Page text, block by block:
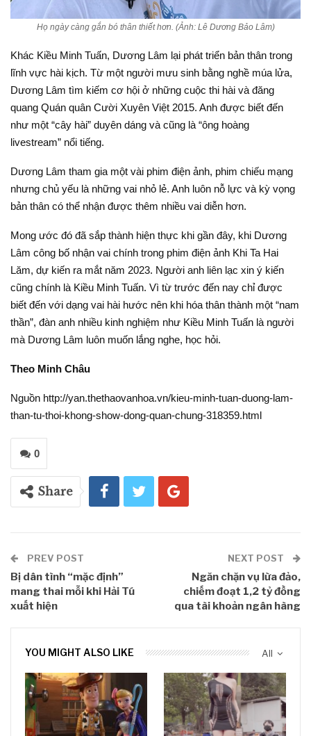
Họ ngày càng gắn bó thân thiết hơn. (Ảnh: Lê Dương Bảo Lâm)
Khác Kiều Minh Tuấn, Dương Lâm lại phát triển bản thân trong
lĩnh vực hài kịch. Từ một người mưu sinh bằng nghề múa lửa,
Dương Lâm tìm kiếm cơ hội ở những cuộc thi hài và đăng
quang Quán quân Cười Xuyên Việt 2015. Anh được biết đến
như một “cây hài” duyên dáng và cũng là “ông hoàng
livestream” nổi tiếng.
Dương Lâm tham gia một vài phim điện ảnh, phim chiếu mạng
nhưng chủ yếu là những vai nhỏ lẻ. Anh luôn nỗ lực và kỳ vọng
bản thân có thể nhận được thêm nhiều vai diễn hơn.
Mong ước đó đã sắp thành hiện thực khi gần đây, khi Dương
Lâm công bố nhận vai chính trong phim điện ảnh Khi Ta Hai
Lăm, dự kiến ra mắt năm 2023. Người anh liên lạc xin ý kiến
cũng chính là Kiều Minh Tuấn. Vì từ trước đến nay chỉ được
biết đến với dạng vai hài hước nên khi hóa thân thành một “nam
thần”, đàn anh nhiều kinh nghiệm như Kiều Minh Tuấn là người
mà Dương Lâm luôn muốn lắng nghe, học hỏi.
Theo Minh Châu
Nguồn http://yan.thethaovanhoa.vn/kieu-minh-tuan-duong-lam-
than-tu-thoi-khong-show-dong-quan-chung-318359.html
0
Share
PREV POST
Bị dân tình “mặc định”
mang thai mỗi khi Hải Tú
xuất hiện
NEXT POST
Ngăn chặn vụ lừa đảo,
chiếm đoạt 1,2 tỷ đồng
qua tài khoản ngân hàng
All
YOU MIGHT ALSO LIKE